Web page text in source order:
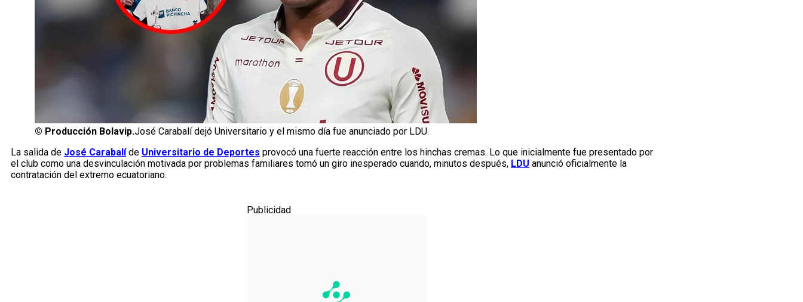
© Producción Bolavip.José Carabalí dejó Universitario y el mismo día fue anunciado por LDU.
La salida de José Carabalíde Universitario de Deportes provocó una fuerte reacción entre los hinchas cremas. Lo que inicialmente fue presentado por
el club como una desvinculación motivada por problemas familiares tomó un giro inesperado cuando, minutos después, LDU anunció oficialmente la
contratación del extremo ecuatoriano.
Publicidad